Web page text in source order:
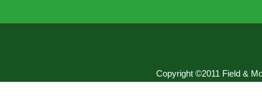
Copyright ©2011 Field &